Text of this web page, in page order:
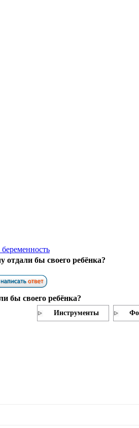
бы своего ребёнка?
бы своего ребёнка?
Инструменты